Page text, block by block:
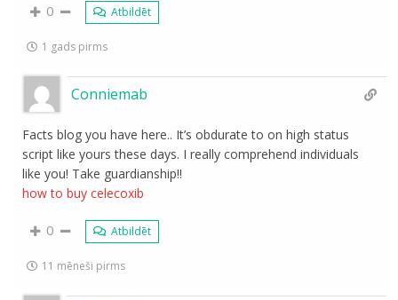
0 Atbildēt
1 gads pirms
Conniemab
Facts blog you have here.. It’s obdurate to on high status
script like yours these days. I really comprehend individuals
like you! Take guardianship!!
how to buy celecoxib
0 Atbildēt
11 mēneši pirms